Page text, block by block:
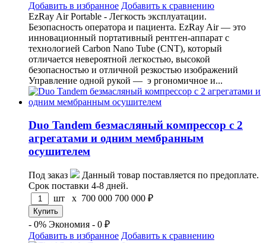
Добавить в избранное Добавить к сравнению
EzRay Air Portable - Легкость эксплуатации.
Безопасность оператора и пациента. EzRay Air — это
инновационный портативный рентген-аппарат с
технологией Carbon Nano Tube (CNT), который
отличается невероятной легкостью, высокой
безопасностью и отличной резкостью изображений
Управление одной рукой — э ргономичное и...
Duo Tandem безмасляный компрессор с 2
агрегатами и одним мембранным
осушителем
Под заказ
Данный товар поставляется по предоплате.
Срок поставки 4-8 дней.
шт x 700 000 700 000 ₽
- 0% Экономия - 0 ₽
Добавить в избранное Добавить к сравнению